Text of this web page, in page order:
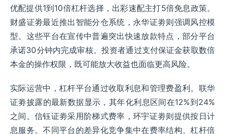
优配提供1到10倍杠杆选择，出彩速配主打5倍免息政策。
财盛证劵最近推出智能分仓系统，永华证劵则强调风控模
型。这些平台在宣传中普遍突出快速放款特点，部分平台
承诺30分钟内完成审核。投资者通过支付保证金获取数倍
本金的操作权限，既可能放大收益也面临更高风险。
实际运营中，杠杆平台通过收取利息和管理费盈利。联华
证劵披露的最新数据显示，其年化利息区间在12%到24%
之间。信钰证劵采用阶梯式费率，环宇证劵则提供按日计
息服务。不同平台的差异化竞争集中在费率结构、杠杆倍